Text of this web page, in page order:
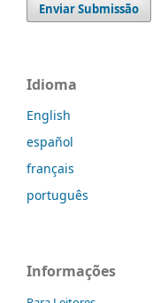
Enviar Submissão
Idioma
English
español
français
português
Informações